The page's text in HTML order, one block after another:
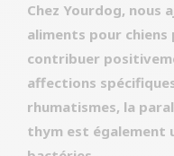
Chez Yourdog, nous
aliments pour chiens
contribuer
affections
rhumatismes, la
thym est également